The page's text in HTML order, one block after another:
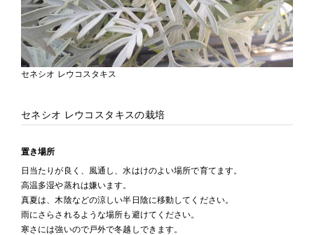
セネシオ レウコスタキス
セネシオ レウコスタキスの栽培
置き場所
日当たりが良く、風通し、水はけのよい場所で育てます。
高温多湿や蒸れは嫌います。
真夏は、木陰などの涼しい半日陰に移動してください。
雨にさらされるような場所も避けてください。
寒さには強いので戸外で冬越しできます。